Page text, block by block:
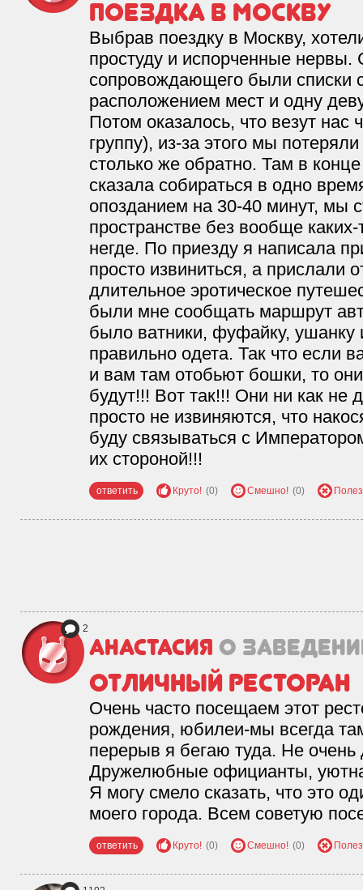
Поездка в Москву
Выбрав поездку в Москву,
простуду и испорченные нервы.
сопровождающего были списки
расположением мест и одну
Потом оказалось, что везут
группу), из-за этого мы
столько же обратно. Там в
сказала собираться в одно
опозданием на 30-40 минут, мы
пространстве без вообще
негде. По приезду я написала
просто извиниться, а прислали
длительное эротическое
были мне сообщать маршрут
было ватники, фуфайку, ушанку
правильно одета. Так что если
и вам там отобьют бошки, то
будут!!! Вот так!!! Они ни как не
просто не извиняются, что
буду связываться с
их стороной!!!
ответить Круто! (0) Смешно! (0)
2
Анастасия о
Отличный ресторан
Очень часто посещаем этот
рождения, юбилеи-мы всегда
перерыв я бегаю туда. Не
Дружелюбные официанты,
Я могу смело сказать, что это
моего города. Всем советую
ответить Круто! (0) Смешно! (0)